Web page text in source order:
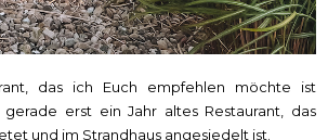
das ich Euch empfehlen möchte ist
erst ein Jahr altes Restaurant, das
und im Strandhaus angesiedelt ist.